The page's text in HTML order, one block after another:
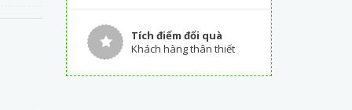
Tích điểm đổi quà
Khách hàng thân thiết